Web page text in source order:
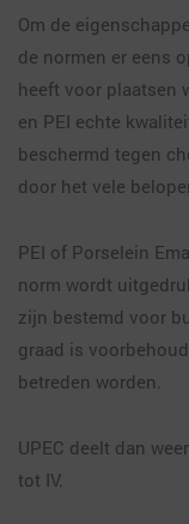
Om de
de normen er eens
heeft voor plaatsen
en PEI echte
beschermd tegen
door het vele
PEI of Porselein
norm wordt
zijn bestemd voor
graad is
betreden worden.
UPEC deelt dan
tot IV.